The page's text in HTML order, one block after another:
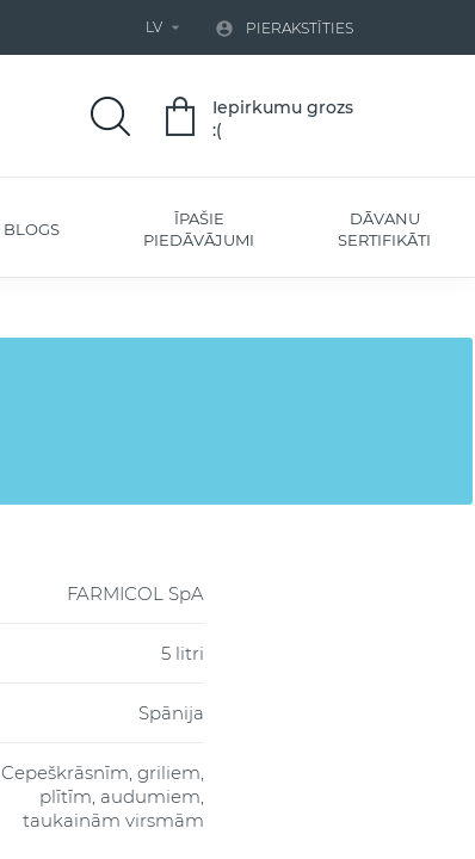
LV   PIERAKSTĪTIES
Iepirkumu grozs
:(
BLOGS
ĪPAŠIE
PIEDĀVĀJUMI
DĀVANU
SERTIFIKĀTI
FARMICOL SpA
5 litri
Spānija
Cepeškrāsnīm, griliem,
plītīm, audumiem,
taukainām virsmām